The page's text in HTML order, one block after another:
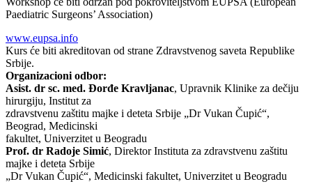
Paediatric Surgeons’ Association)
www.eupsa.info
Kurs će biti akreditovan od strane Zdravstvenog saveta Republike
Srbije.
Organizacioni odbor:
Asist. dr sc. med. Đorđe Kravljanac, Upravnik Klinike za dečiju
hirurgiju, Institut za
zdravstvenu zaštitu majke i deteta Srbije „Dr Vukan Čupić“,
Beograd, Medicinski
fakultet, Univerzitet u Beogradu
Prof. dr Radoje Simić, Direktor Instituta za zdravstvenu zaštitu
majke i deteta Srbije
„Dr Vukan Čupić“, Medicinski fakultet, Univerzitet u Beogradu